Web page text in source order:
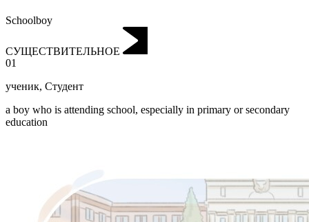
Schoolboy
СУЩЕСТВИТЕЛЬНОЕ
01
ученик, Студент
a boy who is attending school, especially in primary or secondary
education